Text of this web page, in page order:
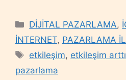
Categories
DİJİTAL PAZARLAMA,
İNTERNET, PAZARLAMA
Tags
etkileşim, etkileşim
pazarlama